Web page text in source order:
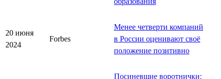
20 июня
2024
Forbes
Менее четверти компаний
в России оценивают своё
положение позитивно
Посиневшие воротнички: